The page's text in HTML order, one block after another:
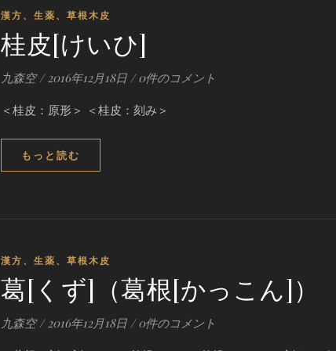
漢方、生薬、草根木皮
桂皮[けいひ]
九森空 / 2016年12月18日 / 0件のコメント
＜桂皮：原形＞ ＜桂皮：刻み＞
もっと読む
漢方、生薬、草根木皮
葛[くず]（葛根[かっこん]）
九森空 / 2016年12月18日 / 0件のコメント